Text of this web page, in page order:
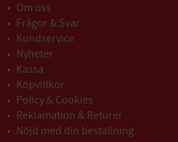
Om oss
Frågor & Svar
Kundservice
Nyheter
Kassa
Köpvillkor
Policy & Cookies
Reklamation & Returer
Nöjd med din beställning